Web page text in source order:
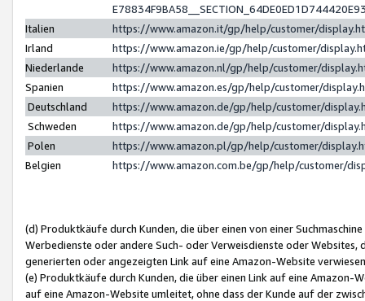
Italien
https://www.amazon.it/gp/help/customer/
Irland
https://www.amazon.ie/gp/help/customer/
Niederlande
https://www.amazon.nl/gp/help/customer/
Spanien
https://www.amazon.es/gp/help/customer/
Deutschland
https://www.amazon.de/gp/help/customer/
Schweden
https://www.amazon.de/gp/help/customer/
Polen
https://www.amazon.pl/gp/help/customer/
Belgien
https://www.amazon.com.be/gp/help/customer/
(d) Produktkäufe durch Kunden, die über einen von einer
Werbedienste oder andere Such- oder Verweisdienste oder Websites,
generierten oder angezeigten Link auf eine Amazon-Website
(e) Produktkäufe durch Kunden, die über einen Link auf eine
auf eine Amazon-Website umleitet, ohne dass der Kunde auf der